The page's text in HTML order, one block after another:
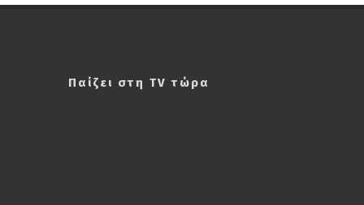
Παίζει στη TV τώρα